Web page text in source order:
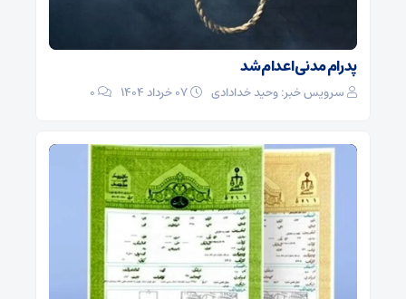
پدرام مدنی اعدام شد
سرویس خبر: وحید خدادادی 0